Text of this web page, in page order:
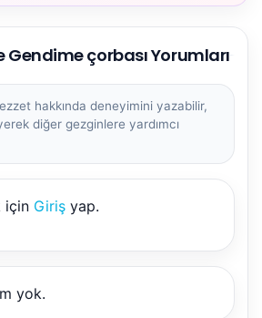
çorbası Yorumları
hakkında deneyimini yazabilir,
diğer gezginlere yardımcı
için Giriş yap.
yok.
gerçek yerlerle akıllı rota
🌿 Doğa 👨‍👩‍👧 Aile/Çocuk
⚡ Kısa